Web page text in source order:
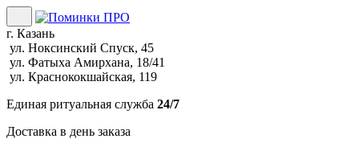
г. Казань
ул. Ноксинский Спуск, 45
ул. Фатыха Амирхана, 18/41
ул. Краснококшайская, 119
Единая ритуальная служба 24/7
Доставка в день заказа